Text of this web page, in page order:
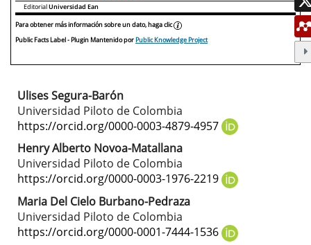
EditorialUniversidad Ean
Para obtener más información sobre un dato, haga clic
Public Facts Label- Plugin Mantenido porPublic Knowledge Project
Contenido
principal
del
artículo
Ulises Segura-Barón
Universidad Piloto de Colombia
https://orcid.org/0000-0003-4879-4957
Henry Alberto Novoa-Matallana
Universidad Piloto de Colombia
https://orcid.org/0000-0003-1976-2219
Maria Del Cielo Burbano-Pedraza
Universidad Piloto de Colombia
https://orcid.org/0000-0001-7444-1536